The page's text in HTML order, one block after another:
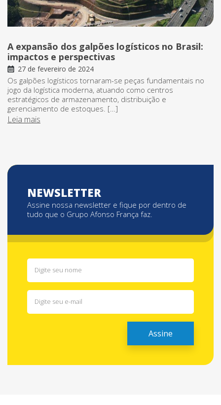
A expansão dos galpões logísticos no Brasil:
impactos e perspectivas
27 de fevereiro de 2024
Os galpões logísticos tornaram-se peças fundamentais no
jogo da logística moderna, atuando como centros
estratégicos de armazenamento, distribuição e
gerenciamento de estoques. […]
Leia mais
NEWSLETTER
Assine nossa newsletter e fique por dentro de
tudo que o Grupo Afonso França faz.